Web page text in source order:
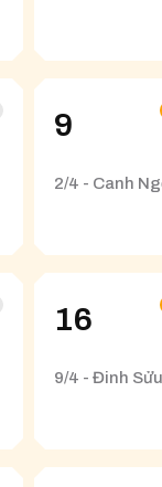
9
2/4 - Canh
16
9/4 - Đinh Sửu